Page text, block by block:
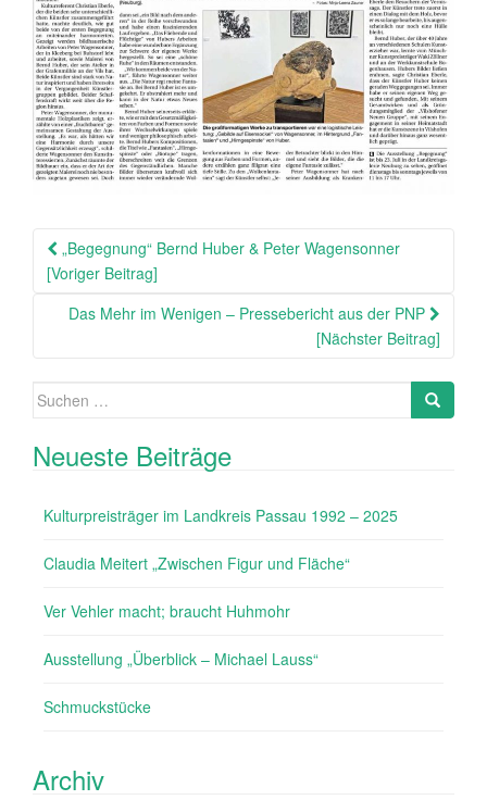
Beitragsnavigation
„Begegnung“ Bernd Huber & Peter Wagensonner
[Voriger Beitrag]
Das Mehr im Wenigen – Pressebericht aus der PNP
[Nächster Beitrag]
Suche
Search
Neueste Beiträge
Kulturpreisträger im Landkreis Passau 1992 – 2025
Claudia Meitert „Zwischen Figur und Fläche“
Ver Vehler macht; braucht Huhmohr
Ausstellung „Überblick – Michael Lauss“
Schmuckstücke
Archiv